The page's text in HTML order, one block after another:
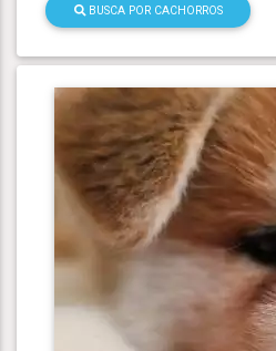
BUSCA POR CACHORROS